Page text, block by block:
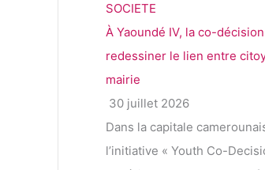
SOCIETE
À Yaoundé IV, la co-
redessiner le lien entre
mairie
30 juillet 2026
Dans la capitale
l’initiative « Youth Co-